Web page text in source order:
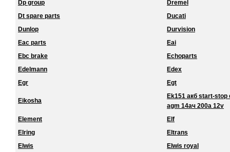
Dp group
Dremel
Dt spare parts
Ducati
Dunlop
Durvision
Eac parts
Eai
Ebc brake
Echoparts
Edelmann
Edex
Egr
Egt
Eikosha
Ek151 акб start-
agm 14ач 200a 12v
Element
Elf
Elring
Eltrans
Elwis
Elwis royal